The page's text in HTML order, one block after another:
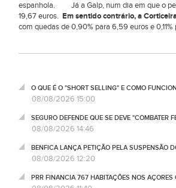
espanhola. Já a Galp, num dia em que o
19,67 euros. Em sentido contrário, a
com quedas de 0,90% para 6,59 euros e 0,11%
O QUE É O "SHORT SELLING" E COMO
08/08/2026 15:00
SEGURO DEFENDE QUE SE DEVE "COMBATER
08/08/2026 14:46
BENFICA LANÇA PETIÇÃO PELA SUSPENSÃO
08/08/2026 12:20
PRR FINANCIA 767 HABITAÇÕES NOS